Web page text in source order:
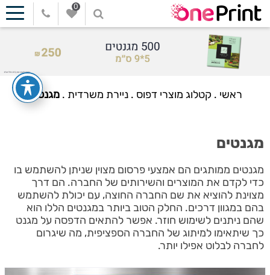
0
ראשי . קטלוג מוצרי דפוס .ניירת משרדית .מגנטים
מגנטים
מגנטים ממותגים הם אמצעי פרסום מצוין שניתן להשתמש בו
כדי לקדם את המוצרים והשירותים של החברה. הם דרך
מצוינת להוציא את שם החברה החוצה, עם יכולת להשתמש
בהם במגוון דרכים. החלק הטוב ביותר במגנטים הללו הוא
שהם ניתנים לשימוש חוזר. אפשר להתאים הדפסה על מגנט
כך שיתאימו למיתוג של החברה הספציפית, מה שיגרום
לחברה לבלוט אפילו יותר.